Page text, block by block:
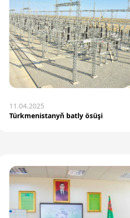
11.04.2025
Türkmenistanyň batly ösüşi